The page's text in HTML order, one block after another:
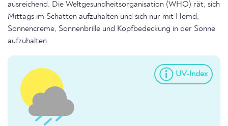
ausreichend. Die Weltgesundheitsorganisation (WHO) rät, sich
Mittags im Schatten aufzuhalten und sich nur mit Hemd,
Sonnencreme, Sonnenbrille und Kopfbedeckung in der Sonne
aufzuhalten.
UV-Index